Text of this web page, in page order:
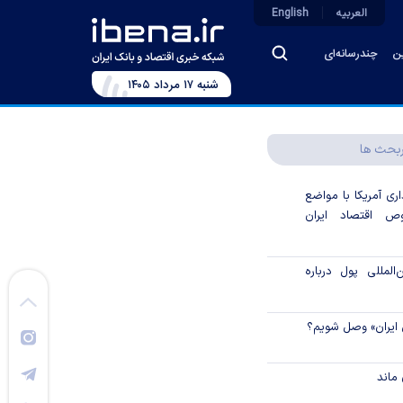
چندرسانه‌ای
العربیه English
شنبه ۱۷ مرداد ۱۴۰۵
ها
آمریکا با مواضع
اقتصاد ایران
پول درباره
وصل شویم؟